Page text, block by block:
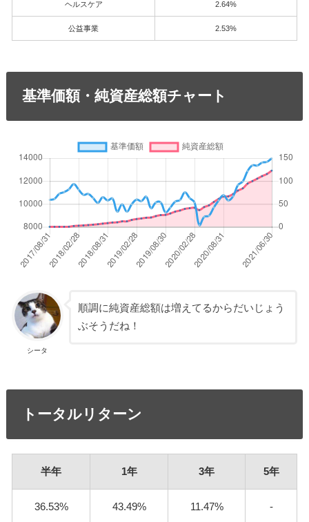
ヘルスケア 2.64%
公益事業 2.53%
基準価額・純資産総額チャート
シータ
順調に純資産総額は増えてるからだいじょう
ぶそうだね！
トータルリターン
半年 1年 3年 5年
36.53% 43.49% 11.47% -